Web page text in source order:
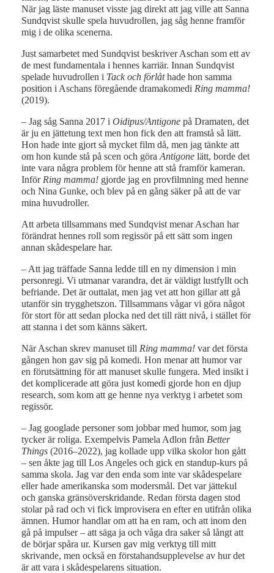
När jag läste manuset visste jag direkt att jag ville att Sanna
Sundqvist skulle spela huvudrollen, jag såg henne framför
mig i de olika scenerna.
Just samarbetet med Sundqvist beskriver Aschan som ett av
de mest fundamentala i hennes karriär. Innan Sundqvist
spelade huvudrollen i Tack och förlåthade hon samma
position i Aschans föregående dramakomedi Ring mamma!
(2019).
– Jag såg Sanna 2017 i Oidipus/Antigone på Dramaten, det
är ju en jättetung text men hon fick den att framstå så lätt.
Hon hade inte gjort så mycket film då, men jag tänkte att
om hon kunde stå på scen och göra Antigone lätt, borde det
inte vara några problem för henne att stå framför kameran.
Inför Ring mamma! gjorde jag en provfilmning med henne
och Nina Gunke, och blev på en gång säker på att de var
mina huvudroller.
Att arbeta tillsammans med Sundqvist menar Aschan har
förändrat hennes roll som regissör på ett sätt som ingen
annan skådespelare har.
– Att jag träffade Sanna ledde till en ny dimension i min
personregi. Vi utmanar varandra, det är väldigt lustfyllt och
befriande. Det är outtalat, men jag vet att hon gillar att gå
utanför sin trygghetszon. Tillsammans vågar vi göra något
för stort för att sedan plocka ned det till rätt nivå, i stället för
att stanna i det som känns säkert.
När Aschan skrev manuset till Ring mamma! var det första
gången hon gav sig på komedi. Hon menar att humor var
en förutsättning för att manuset skulle fungera. Med insikt i
det komplicerade att göra just komedi gjorde hon en djup
research, som kom att ge henne nya verktyg i arbetet som
regissör.
– Jag googlade personer som jobbar med humor, som jag
tycker är roliga. Exempelvis Pamela Adlon från Better
Things (2016–2022), jag kollade upp vilka skolor hon gått
– sen åkte jag till Los Angeles och gick en standup-kurs på
samma skola. Jag var den enda som inte var skådespelare
eller hade amerikanska som modersmål. Det var jättekul
och ganska gränsöverskridande. Redan första dagen stod
stolar på rad och vi fick improvisera en efter en utifrån olika
ämnen. Humor handlar om att ha en ram, och att inom den
gå på impulser – att säga ja och våga dra saker så långt att
de börjar spåra ur. Kursen gav mig verktyg till mitt
skrivande, men också en förstahandsupplevelse av hur det
är att vara i skådespelarens situation.